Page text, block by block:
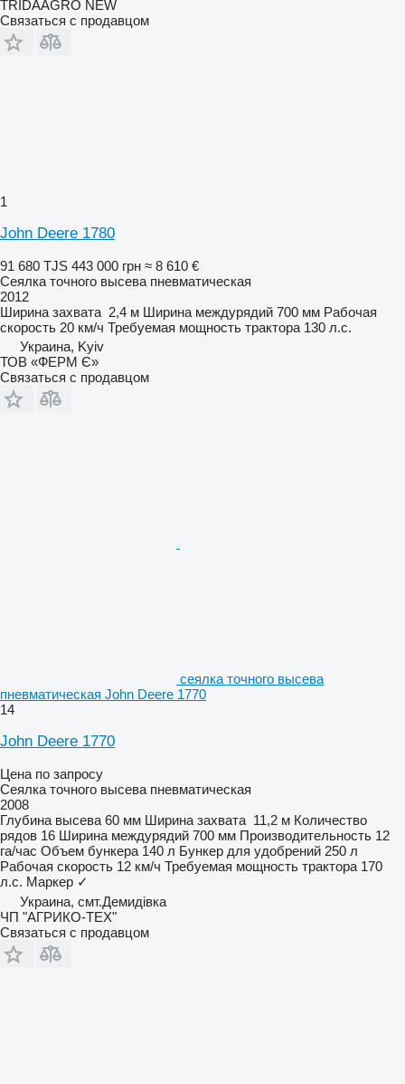
TRIDAAGRO NEW
Связаться с продавцом
1
John Deere 1780
91 680 TJS 443 000 грн ≈ 8 610 €
Сеялка точного высева пневматическая
2012
Ширина захвата 2,4 м Ширина междурядий 700 мм Рабочая
скорость 20 км/ч Требуемая мощность трактора 130 л.с.
Украина, Kyiv
ТОВ «ФЕРМ Є»
Связаться с продавцом
сеялка точного высева
пневматическая John Deere 1770
14
John Deere 1770
Цена по запросу
Сеялка точного высева пневматическая
2008
Глубина высева 60 мм Ширина захвата 11,2 м Количество
рядов 16 Ширина междурядий 700 мм Производительность 12
га/час Объем бункера 140 л Бункер для удобрений 250 л
Рабочая скорость 12 км/ч Требуемая мощность трактора 170
л.с. Маркер ✓
Украина, смт.Демидівка
ЧП "АГРИКО-ТЕХ"
Связаться с продавцом